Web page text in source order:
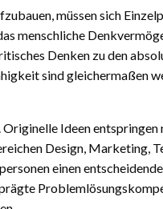
müssen sich
menschliche
Denken zu den
sind gleichermaßen
Ideen entspringen
Design, Marketing,
einen